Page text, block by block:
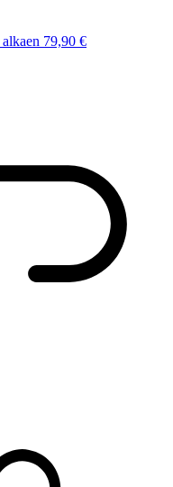
alkaen 79,90 €